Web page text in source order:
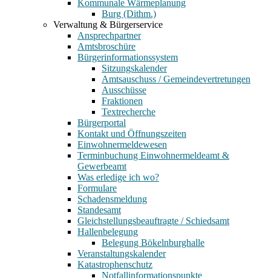
Kommunale Wärmeplanung
Burg (Dithm.)
Verwaltung & Bürgerservice
Ansprechpartner
Amtsbroschüre
Bürgerinformationssystem
Sitzungskalender
Amtsauschuss / Gemeindevertretungen
Ausschüsse
Fraktionen
Textrecherche
Bürgerportal
Kontakt und Öffnungszeiten
Einwohnermeldewesen
Terminbuchung Einwohnermeldeamt &
Gewerbeamt
Was erledige ich wo?
Formulare
Schadensmeldung
Standesamt
Gleichstellungsbeauftragte / Schiedsamt
Hallenbelegung
Belegung Bökelnburghalle
Veranstaltungskalender
Katastrophenschutz
Notfallinformationspunkte